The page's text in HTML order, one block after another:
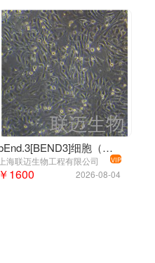
bEnd.3[BEND3]细胞（小鼠脑微血管内皮细胞）LM8C0598
上海联迈生物工程有限公司 VIP
2026-08-04
￥1600